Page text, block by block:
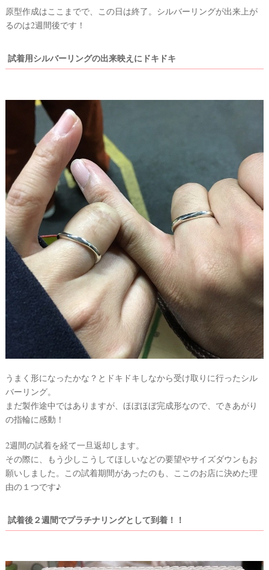
原型作成はここまでで、この日は終了。シルバーリングが出来上が
るのは2週間後です！
試着用シルバーリングの出来映えにドキドキ
うまく形になったかな？とドキドキしなから受け取りに行ったシル
バーリング。
まだ製作途中ではありますが、ほぼほぼ完成形なので、できあがり
の指輪に感動！
2週間の試着を経て一旦返却します。
その際に、もう少しこうしてほしいなどの要望やサイズダウンもお
願いしました。この試着期間があったのも、ここのお店に決めた理
由の１つです♪
試着後２週間でプラチナリングとして到着！！